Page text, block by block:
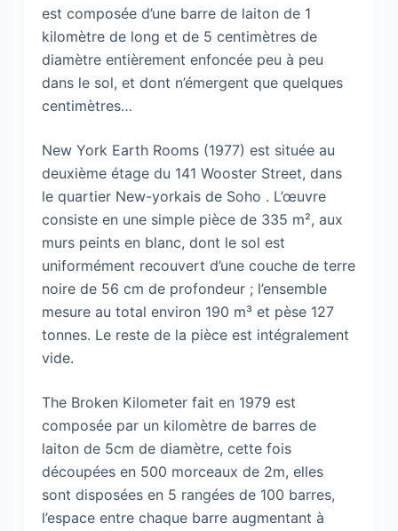
est composée d’une barre de laiton de 1
kilomètre de long et de 5 centimètres de
diamètre entièrement enfoncée peu à peu
dans le sol, et dont n’émergent que quelques
centimètres…
New York Earth Rooms (1977) est située au
deuxième étage du 141 Wooster Street, dans
le quartier New-yorkais de Soho . L’œuvre
consiste en une simple pièce de 335 m², aux
murs peints en blanc, dont le sol est
uniformément recouvert d’une couche de terre
noire de 56 cm de profondeur ; l’ensemble
mesure au total environ 190 m³ et pèse 127
tonnes. Le reste de la pièce est intégralement
vide.
The Broken Kilometer fait en 1979 est
composée par un kilomètre de barres de
laiton de 5cm de diamètre, cette fois
découpées en 500 morceaux de 2m, elles
sont disposées en 5 rangées de 100 barres,
l’espace entre chaque barre augmentant à